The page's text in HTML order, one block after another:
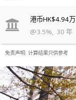
港币HK$4.94万
@3.5%, 30 年
免责声明: 计算结果只供参考